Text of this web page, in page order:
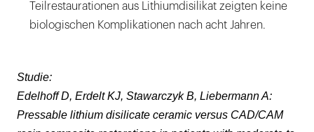
Teilrestaurationen aus Lithiumdisilikat zeigten keine
biologischen Komplikationen nach acht Jahren.
Studie:
Edelhoff D, Erdelt KJ, Stawarczyk B, Liebermann A:
Pressable lithium disilicate ceramic versus CAD/CAM